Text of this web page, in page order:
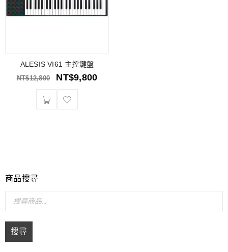
ALESIS VI61 主控鍵盤
NT$12,800 NT$9,800
商品搜尋
搜尋